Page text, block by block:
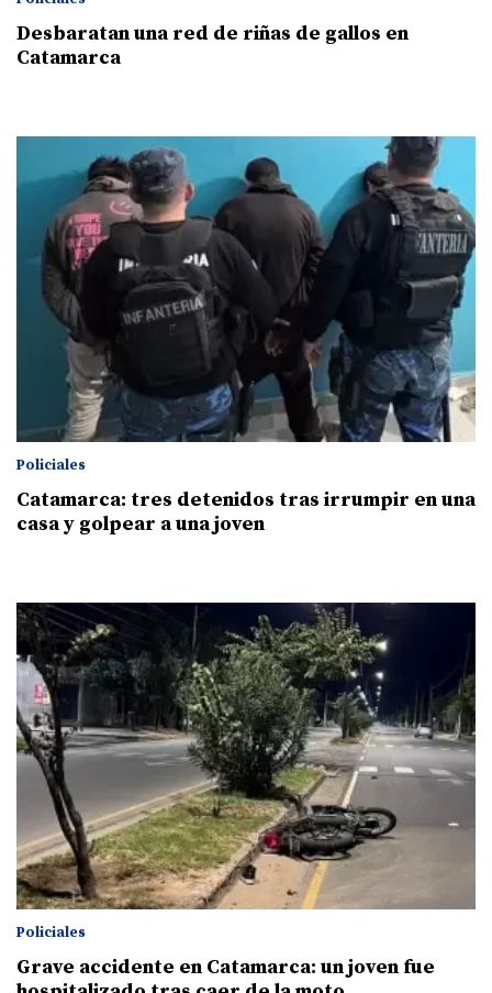
Desbaratan una red de riñas de gallos en
Catamarca
Policiales
Catamarca: tres detenidos tras irrumpir en una
casa y golpear a una joven
Policiales
Grave accidente en Catamarca: un joven fue